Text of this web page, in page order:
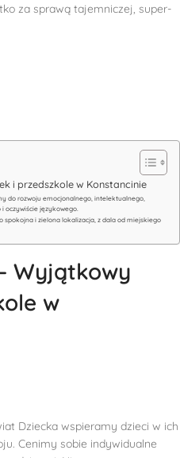
za sprawą tajemniczej, super-
i przedszkole w Konstancinie
do rozwoju emocjonalnego, intelektualnego,
i oczywiście językowego.
spokojna i zielona lokalizacja, z dala od miejskiego
Wyjątkowy
w
Dziecka wspieramy dzieci w ich
Cenimy sobie indywidualne